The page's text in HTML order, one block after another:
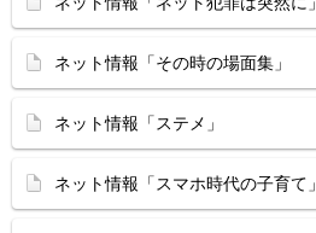
ネット情報「その時の場面集」
ネット情報「ステメ」
ネット情報「スマホ時代の子育て」